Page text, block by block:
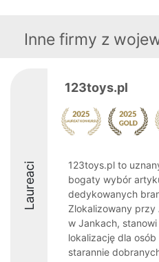
Inne firmy z
Laureaci
123toys.pl
123toys.pl to
bogaty wybór
dedykowanych
Zlokalizowany przy
w Jankach,
lokalizację dla
starannie